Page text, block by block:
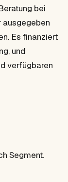
bei
ausgegeben
Es finanziert
und
verfügbaren
Segment.